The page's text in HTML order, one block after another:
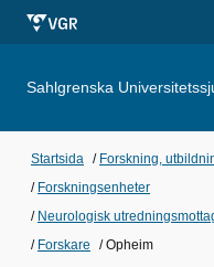
Sahlgrenska
Startsida / Forskning,
/ Forskningsenheter
/ Neurologisk
/ Forskare /Opheim